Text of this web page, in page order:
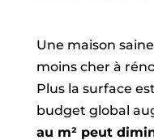
Une maison
moins cher à
Plus la surface
budget global
au m² peut